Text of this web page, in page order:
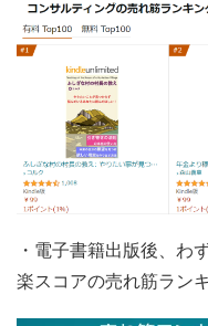
・電子書籍出版後、わ
楽スコアの売れ筋ラン